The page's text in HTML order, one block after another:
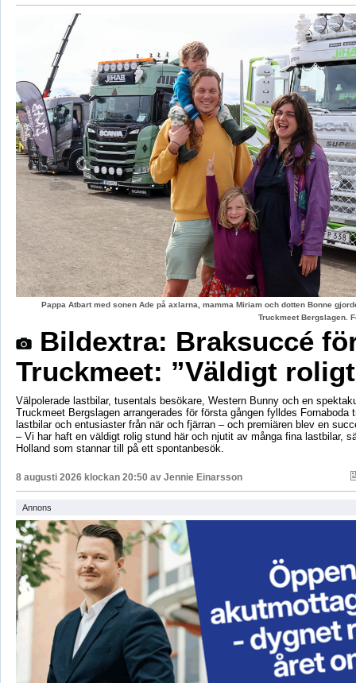
Pappa Atbart med sonen Ade på axlarna, mamma Miriam och dotten Bonne
Truckmeet Bergslagen.
Bildextra: Braksuccé
Truckmeet: ”Väldigt
Välpolerade lastbilar, tusentals besökare, Western Bunny och en
Truckmeet Bergslagen arrangerades för första gången fylldes Fornaboda
lastbilar och entusiaster från när och fjärran – och premiären blev en
– Vi har haft en väldigt rolig stund här och njutit av många fina lastbilar,
Holland som stannar till på ett spontanbesök.
8 augusti 2026 klockan 20:50 av Jennie Einarsson
Annons